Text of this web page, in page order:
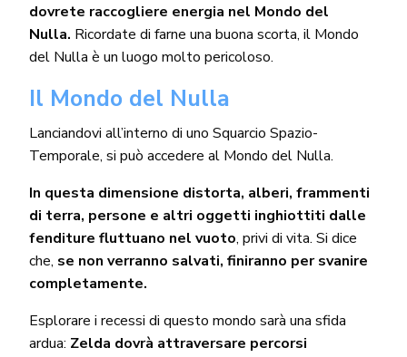
dovrete raccogliere energia nel Mondo del
Nulla. Ricordate di farne una buona scorta, il Mondo
del Nulla è un luogo molto pericoloso.
Il Mondo del Nulla
Lanciandovi all’interno di uno Squarcio Spazio-
Temporale, si può accedere al Mondo del Nulla.
In questa dimensione distorta, alberi, frammenti
di terra, persone e altri oggetti inghiottiti dalle
fenditure fluttuano nel vuoto, privi di vita. Si dice
che, se non verranno salvati, finiranno per svanire
completamente.
Esplorare i recessi di questo mondo sarà una sfida
ardua: Zelda dovrà attraversare percorsi